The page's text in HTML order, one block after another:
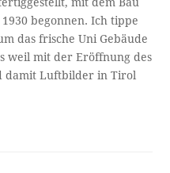
begonnen. Ich tippe
das frische Uni Gebäude
weil mit der Eröffnung des
damit Luftbilder in Tirol